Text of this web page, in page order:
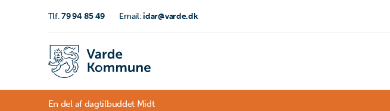
Tlf.79 94 85 49 Email: idar@varde.dk
En del af dagtilbuddet Midt